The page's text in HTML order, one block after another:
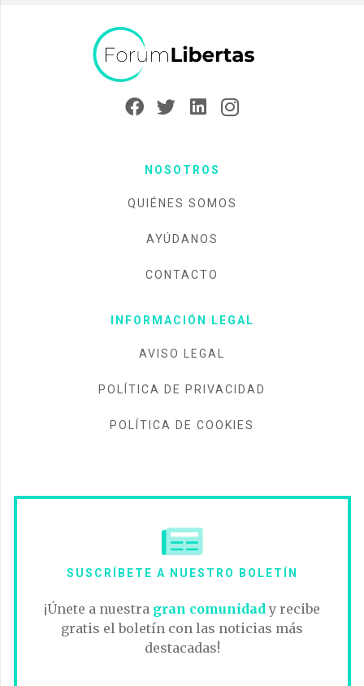
NOSOTROS
QUIÉNES SOMOS
AYÚDANOS
CONTACTO
INFORMACIÓN LEGAL
AVISO LEGAL
POLÍTICA DE PRIVACIDAD
POLÍTICA DE COOKIES
SUSCRÍBETE A NUESTRO BOLETÍN
¡Únete a nuestra gran comunidad y recibe
gratis el boletín con las noticias más
destacadas!